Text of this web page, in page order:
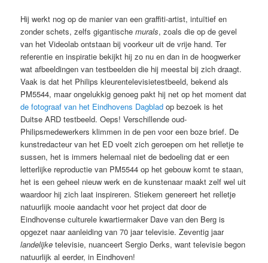
Hij werkt nog op de manier van een graffiti-artist, intuïtief en
zonder schets, zelfs gigantischemurals, zoals die op de gevel
van het Videolab ontstaan bij voorkeur uit de vrije hand. Ter
referentie en inspiratie bekijkt hij zo nu en dan in de hoogwerker
wat afbeeldingen van testbeelden die hij meestal bij zich draagt.
Vaak is dat het Philips kleurentelevisietestbeeld, bekend als
PM5544, maar ongelukkig genoeg pakt hij net op het moment dat
de fotograaf van het Eindhovens Dagblad op bezoek is het
Duitse ARD testbeeld. Oeps! Verschillende oud-
Philipsmedewerkers klimmen in de pen voor een boze brief. De
kunstredacteur van het ED voelt zich geroepen om het relletje te
sussen, het is immers helemaal niet de bedoeling dat er een
letterlijke reproductie van PM5544 op het gebouw komt te staan,
het is een geheel nieuw werk en de kunstenaar maakt zelf wel uit
waardoor hij zich laat inspireren. Stiekem genereert het relletje
natuurlijk mooie aandacht voor het project dat door de
Eindhovense culturele kwartiermaker Dave van den Berg is
opgezet naar aanleiding van 70 jaar televisie. Zeventig jaar
landelijke televisie, nuanceert Sergio Derks, want televisie begon
natuurlijk al eerder, in Eindhoven!